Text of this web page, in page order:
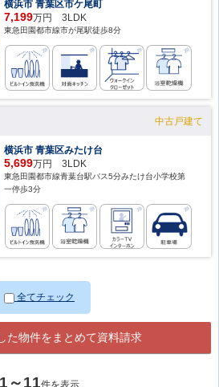
横浜市 青葉区市ケ尾町
7,199万円 3LDK
東急田園都市線市が尾駅徒歩8分
中古戸建て
横浜市 青葉区みたけ台
5,699万円 3LDK
東急田園都市線青葉台駅バス5分みたけ台小学校第
一停歩3分
全てチェック
た物件をまとめて資料請求
1～11